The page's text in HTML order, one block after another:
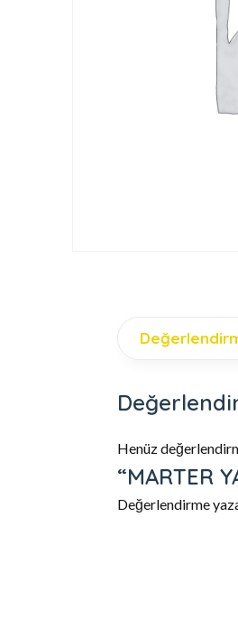
Henüz
“MARTER
Değerlendirme